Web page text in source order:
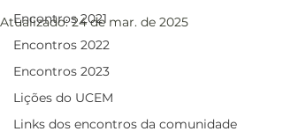
Encontros 2021
Encontros 2022
Encontros 2023
Lições do UCEM
Links dos encontros da comunidade
Atualizado:24 de mar. de 2025